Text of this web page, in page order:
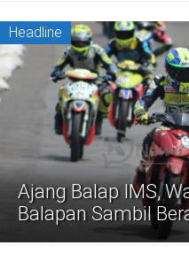
Nasional
Peristiwa
Hukum Kriminal
Politik
Gaya Hidup
Headline
Ajang Balap IMS,
Balapan Sambil